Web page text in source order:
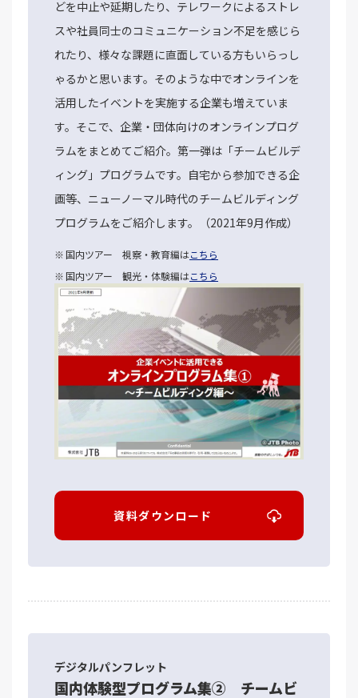
どを中止や延期したり、テレワークによるストレ
スや社員同士のコミュニケーション不足を感じら
れたり、様々な課題に直面している方もいらっし
ゃるかと思います。そのような中でオンラインを
活用したイベントを実施する企業も増えていま
す。そこで、企業・団体向けのオンラインプログ
ラムをまとめてご紹介。第一弾は「チームビルデ
ィング」プログラムです。自宅から参加できる企
画等、ニューノーマル時代のチームビルディング
プログラムをご紹介します。（2021年9月作成）
国内ツアー 視察・教育編はこちら
国内ツアー 観光・体験編はこちら
資料ダウンロード
デジタルパンフレット
国内体験型プログラム集② チームビ